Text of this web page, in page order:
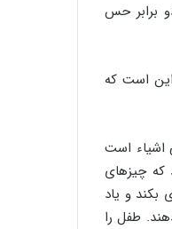
برابر حس
این است که
اشیاء است
که چیزهای
بکند و یاد
طفل را